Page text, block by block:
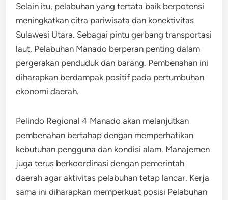
Selain itu, pelabuhan yang tertata baik berpotensi
meningkatkan citra pariwisata dan konektivitas
Sulawesi Utara. Sebagai pintu gerbang transportasi
laut, Pelabuhan Manado berperan penting dalam
pergerakan penduduk dan barang. Pembenahan ini
diharapkan berdampak positif pada pertumbuhan
ekonomi daerah.
Pelindo Regional 4 Manado akan melanjutkan
pembenahan bertahap dengan memperhatikan
kebutuhan pengguna dan kondisi alam. Manajemen
juga terus berkoordinasi dengan pemerintah
daerah agar aktivitas pelabuhan tetap lancar. Kerja
sama ini diharapkan memperkuat posisi Pelabuhan